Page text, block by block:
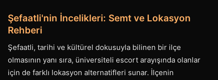
Şefaatli'nin İncelikleri: Semt ve Lokasyon
Rehberi
Şefaatli, tarihi ve kültürel dokusuyla bilinen bir ilçe
olmasının yanı sıra, üniversiteli escort arayışında olanlar
için de farklı lokasyon alternatifleri sunar. İlçenin